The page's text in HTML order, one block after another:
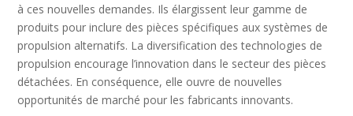
à ces nouvelles demandes. Ils élargissent leur gamme de
produits pour inclure des pièces spécifiques aux systèmes de
propulsion alternatifs. La diversification des technologies de
propulsion encourage l’innovation dans le secteur des pièces
détachées. En conséquence, elle ouvre de nouvelles
opportunités de marché pour les fabricants innovants.